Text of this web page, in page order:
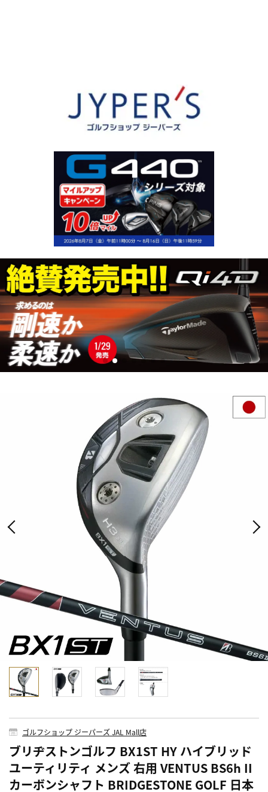
ゴルフショップ ジーパーズ JAL Mall店
ブリヂストンゴルフ BX1ST HY ハイブリッド
ユーティリティ メンズ 右用 VENTUS BS6h II
カーボンシャフト BRIDGESTONE GOLF 日本